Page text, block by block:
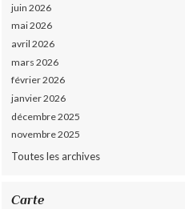
juin 2026
mai 2026
avril 2026
mars 2026
février 2026
janvier 2026
décembre 2025
novembre 2025
Toutes les archives
Carte